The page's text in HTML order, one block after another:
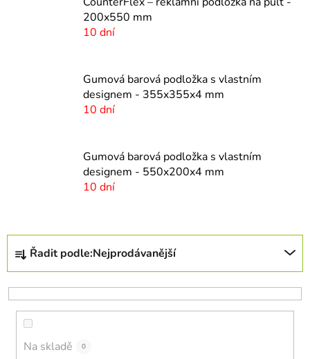
200x550 mm
10 dní
Gumová barová podložka s vlastním
designem - 355x355x4 mm
10 dní
Gumová barová podložka s vlastním
designem - 550x200x4 mm
10 dní
Ř
z
e
Řadit podle:Nejprodávanější
Na skladě 0